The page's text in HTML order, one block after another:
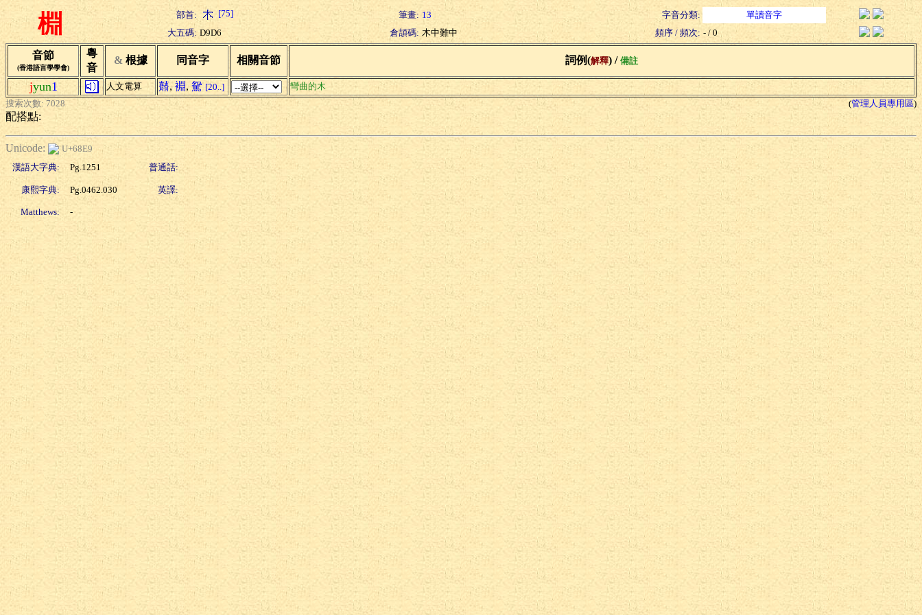
棩 部首: [75] 筆畫: 13 字音分類:
單讀音字
大五碼: D9D6 倉頡碼: 木中難中 頻序 / 頻次: - / 0
音節
(香港語言學學會)
粵
音
& 根據 同音字 相關音節 詞例(解釋) / 備註
jyun1 人文電算 鼘, 裫, 駌 [20..]
彎曲的木
搜索次數: 7028
(管理人員專用區)
配搭點:
Unicode:
U+68E9
漢語大字典:
Pg.1251 普通話:
康熙字典: Pg.0462.030 英譯:
Matthews: -